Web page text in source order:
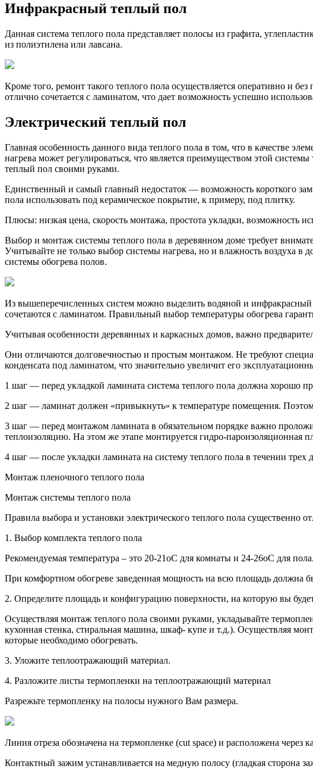
Инфракрасный теплый пол
Данная система теплого пола представляет полосы из графита,
из полиэтилена или лавсана.
Кроме того, ремонт такого теплого пола осуществляется оперативно и
отлично сочетается с ламинатом, что дает возможность успешно
Электрический теплый пол
Главная особенность данного вида теплого пола в том, что в качестве
нагрева может регулироваться, что является преимуществом этой
теплый пол своими руками.
Единственный и самый главный недостаток — возможность короткого
пола использовать под керамическое покрытие, к примеру, под плитку.
Плюсы: низкая цена, скорость монтажа, простота укладки, возможность
Выбор и монтаж системы теплого пола в деревянном доме требует
Учитывайте не только выбор системы нагрева, но и влажность воздуха
системы обогрева полов.
Из вышеперечисленных систем можно выделить водяной и
сочетаются с ламинатом. Правильный выбор температуры обогрева
Учитывая особенности деревянных и каркасных домов, важно
Они отличаются долговечностью и простым монтажом. Не требуют
конденсата под ламинатом, что значительно увеличит его
1 шаг — перед укладкой ламината система теплого пола должна хорошо
2 шаг — ламинат должен «привыкнуть» к температуре помещения.
3 шаг — перед монтажом ламината в обязательном порядке важно
теплоизоляцию. На этом же этапе монтируется гидро-пароизоляционная
4 шаг — после укладки ламината на систему теплого пола в течении трех
Монтаж пленочного теплого пола
Монтаж системы теплого пола
Правила выбора и установки электрического теплого пола существенно
1. Выбор комплекта теплого пола
Рекомендуемая температура – это 20-21oС для комнаты и 24-26oС для
При комфортном обогреве заведенная мощность на всю площадь должна
2. Определите площадь и конфигурацию поверхности, на которую вы
Осуществляя монтаж теплого пола своими руками, укладывайте
кухонная стенка, стиральная машина, шкаф- купе и т.д.). Осуществляя
которые необходимо обогревать.
3. Уложите теплоотражающий материал.
4. Разложите листы термопленки на теплоотражающий материал
Разрежьте термопленку на полосы нужного Вам размера.
Линия отреза обозначена на термопленке (cut space) и расположена
Контактный зажим устанавливается на медную полосу (гладкая сторона